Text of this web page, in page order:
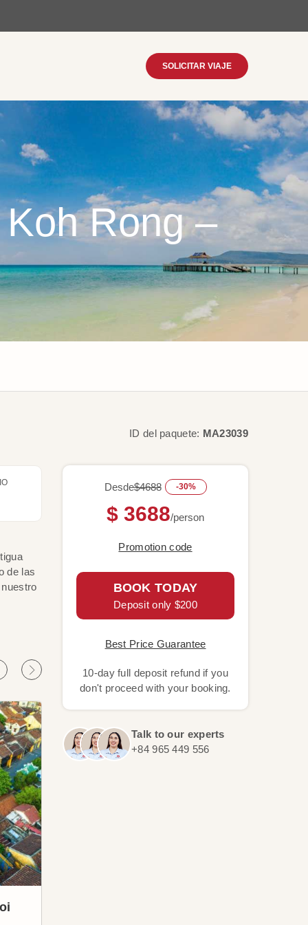
SOLICITAR VIAJE
Rong –
de las
ID del paquete: MA23039
Desde$4688 -30%
$ 3688/person
Promotion code
BOOK TODAY
Deposit only $200
Best Price Guarantee
10-day full deposit refund if you
don't proceed with your booking.
Talk to our experts
+84 965 449 556